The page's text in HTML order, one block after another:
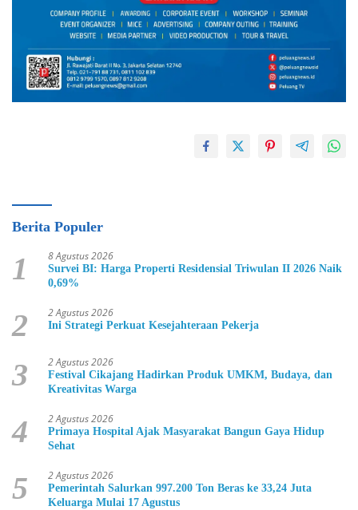
Berita Populer
1 8 Agustus 2026
Survei BI: Harga Properti Residensial Triwulan II 2026 Naik
0,69%
2 2 Agustus 2026
Ini Strategi Perkuat Kesejahteraan Pekerja
3 2 Agustus 2026
Festival Cikajang Hadirkan Produk UMKM, Budaya, dan
Kreativitas Warga
4 2 Agustus 2026
Primaya Hospital Ajak Masyarakat Bangun Gaya Hidup
Sehat
5 2 Agustus 2026
Pemerintah Salurkan 997.200 Ton Beras ke 33,24 Juta
Keluarga Mulai 17 Agustus